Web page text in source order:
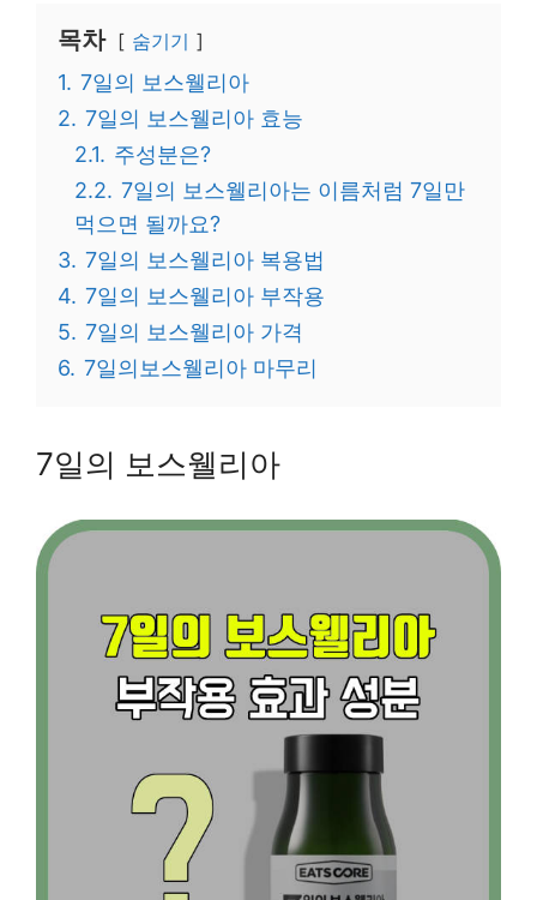
목차 숨기기
1. 7일의 보스웰리아
2. 7일의 보스웰리아 효능
2.1. 주성분은?
2.2. 7일의 보스웰리아는 이름처럼 7일만
먹으면 될까요?
3. 7일의 보스웰리아 복용법
4. 7일의 보스웰리아 부작용
5. 7일의 보스웰리아 가격
6. 7일의보스웰리아 마무리
7일의 보스웰리아